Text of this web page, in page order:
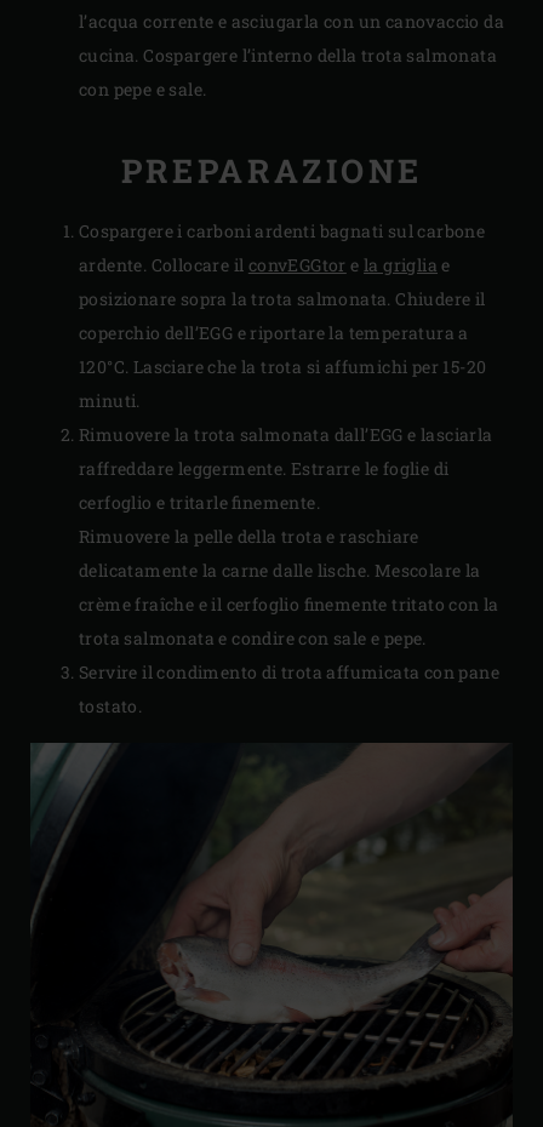
l’acqua corrente e asciugarla con un canovaccio da
cucina. Cospargere l’interno della trota salmonata
con pepe e sale.
PREPARAZIONE
Cospargere i carboni ardenti bagnati sul carbone
ardente. Collocare il convEGGtor e la griglia e
posizionare sopra la trota salmonata. Chiudere il
coperchio dell’EGG e riportare la temperatura a
120°C. Lasciare che la trota si affumichi per 15-20
minuti.
Rimuovere la trota salmonata dall’EGG e lasciarla
raffreddare leggermente. Estrarre le foglie di
cerfoglio e tritarle finemente.
Rimuovere la pelle della trota e raschiare
delicatamente la carne dalle lische. Mescolare la
crème fraîche e il cerfoglio finemente tritato con la
trota salmonata e condire con sale e pepe.
Servire il condimento di trota affumicata con pane
tostato.